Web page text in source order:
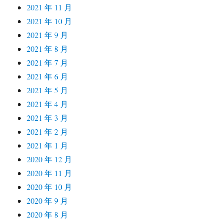
2021 年 11 月
2021 年 10 月
2021 年 9 月
2021 年 8 月
2021 年 7 月
2021 年 6 月
2021 年 5 月
2021 年 4 月
2021 年 3 月
2021 年 2 月
2021 年 1 月
2020 年 12 月
2020 年 11 月
2020 年 10 月
2020 年 9 月
2020 年 8 月